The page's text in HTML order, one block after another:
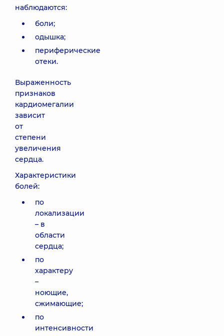
наблюдаются:
боли;
одышка;
периферические
отеки.
Выраженность
признаков
кардиомегалии
зависит
от
степени
увеличения
сердца.
Характеристики
болей:
по
локализации
– в
области
сердца;
по
характеру
–
ноющие,
сжимающие;
по
интенсивности